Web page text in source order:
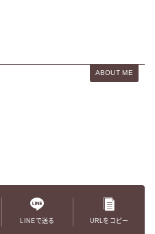
ABOUT ME
LINEで送る URLをコピー